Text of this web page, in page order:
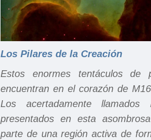
Los Pilares de la Creación
Estos enormes tentáculos
encuentran en el corazón de
Los acertadamente
presentados en esta
parte de una región activa de